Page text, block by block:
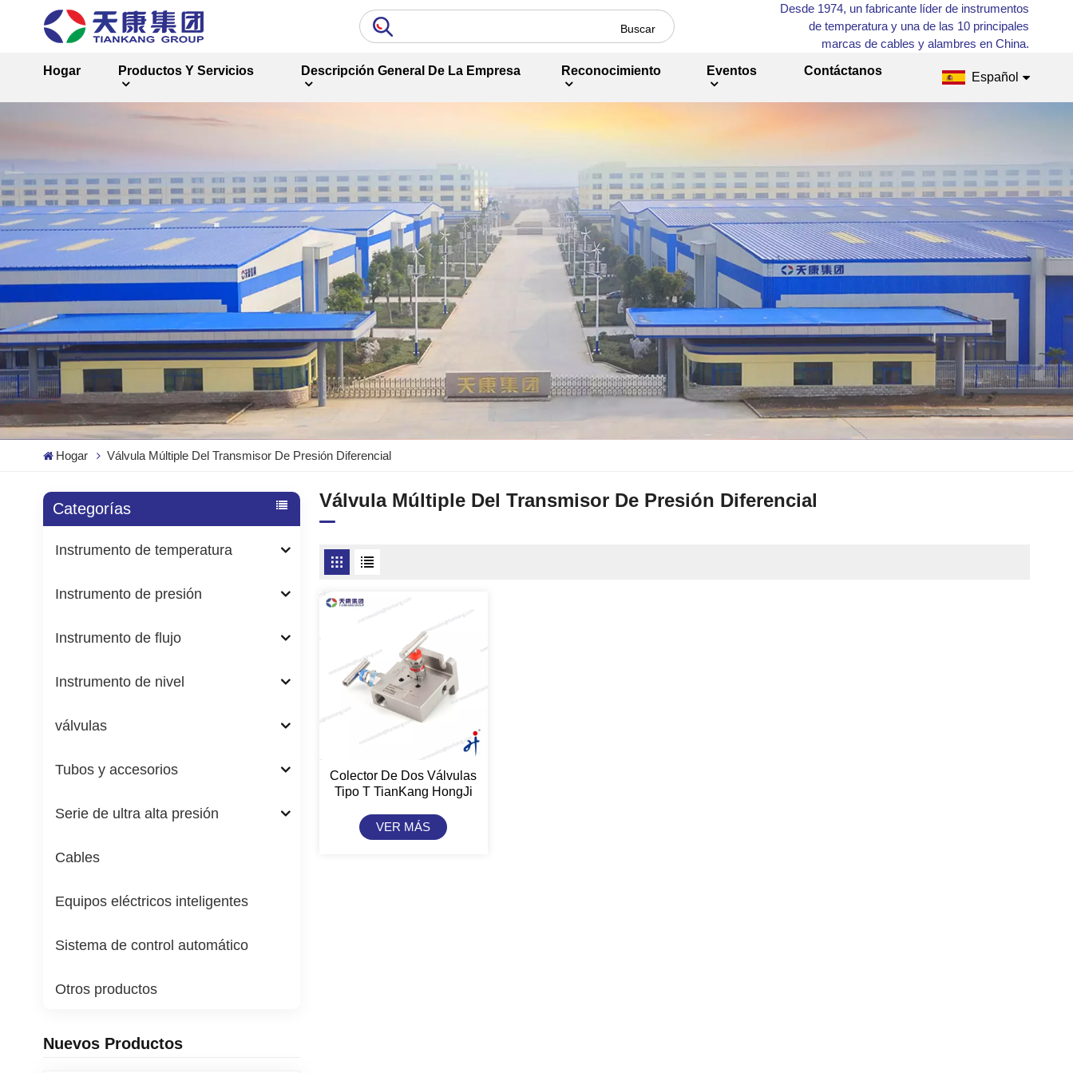
Desde 1974, un fabricante líder de instrumentos
de temperatura y una de las 10 principales
marcas de cables y alambres en China.
Hogar
Productos Y Servicios Descripción General De La Empresa Reconocimiento Eventos Contáctanos Español
Français
Русский
Español
Hogar Válvula Múltiple Del Transmisor De Presión Diferencial
Categorías
Instrumento de temperatura
Instrumento de presión
Instrumento de flujo
Instrumento de nivel
válvulas
Tubos y accesorios
Serie de ultra alta presión
Cables
Equipos eléctricos inteligentes
Sistema de control automático
Otros productos
Nuevos Productos
Válvula Múltiple Del Transmisor De Presión Diferencial
Colector De Dos Válvulas
Tipo T TianKang HongJi
VER MÁS